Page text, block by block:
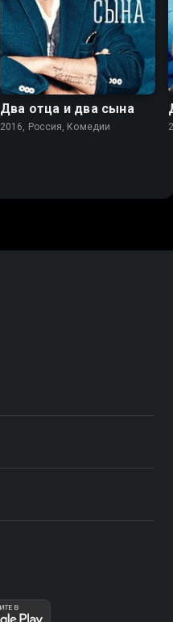
6.1 5.1
Два отца и два сына
2016, Россия, Комедии